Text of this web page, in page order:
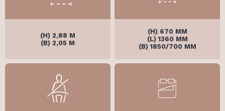
(H) 2,88 M
(B) 2,05 M
(H) 670 MM
(L) 1360 MM
(B) 1850/700 MM